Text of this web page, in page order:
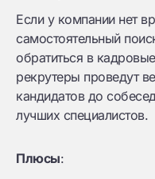
Если у компании нет
самостоятельный
обратиться в
рекрутеры проведут
кандидатов до
лучших специалистов.
Плюсы: